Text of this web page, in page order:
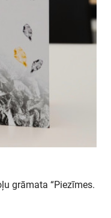
grāmata “Piezīmes.